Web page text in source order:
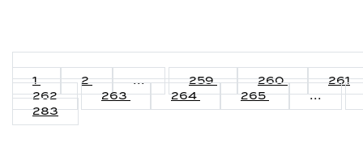
1 2 ... 259 260
261
262
263 264 265
...
283